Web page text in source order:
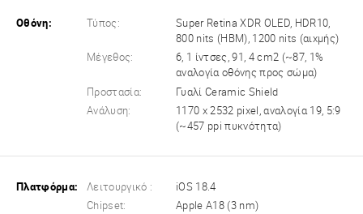
Οθόνη: Τύπος:
Super Retina XDR OLED, HDR10,
800 nits (HBM), 1200 nits (αιχμής)
Μέγεθος:
6, 1 ίντσες, 91, 4 cm2 (~87, 1%
αναλογία οθόνης προς σώμα)
Προστασία:
Γυαλί Ceramic Shield
Ανάλυση:
1170 x 2532 pixel, αναλογία 19, 5:9
(~457 ppi πυκνότητα)
Πλατφόρμα: Λειτουργικό :
iOS 18.4
Chipset:
Apple A18 (3 nm)